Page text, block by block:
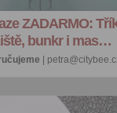
ZADARMO:
bunkr i mas…
|